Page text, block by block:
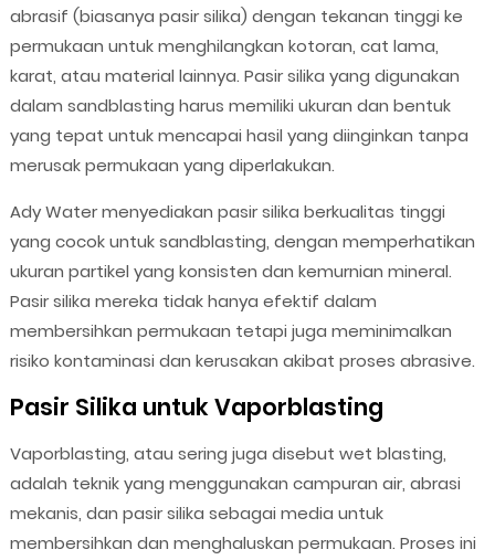
abrasif (biasanya pasir silika) dengan tekanan tinggi ke
permukaan untuk menghilangkan kotoran, cat lama,
karat, atau material lainnya. Pasir silika yang digunakan
dalam sandblasting harus memiliki ukuran dan bentuk
yang tepat untuk mencapai hasil yang diinginkan tanpa
merusak permukaan yang diperlakukan.
Ady Water menyediakan pasir silika berkualitas tinggi
yang cocok untuk sandblasting, dengan memperhatikan
ukuran partikel yang konsisten dan kemurnian mineral.
Pasir silika mereka tidak hanya efektif dalam
membersihkan permukaan tetapi juga meminimalkan
risiko kontaminasi dan kerusakan akibat proses abrasive.
Pasir Silika untuk Vaporblasting
Vaporblasting, atau sering juga disebut wet blasting,
adalah teknik yang menggunakan campuran air, abrasi
mekanis, dan pasir silika sebagai media untuk
membersihkan dan menghaluskan permukaan. Proses ini